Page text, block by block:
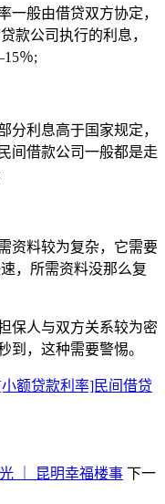
一般由借贷双方协定，
款公司执行的利息，
％;
分利息高于国家规定，
间借款公司一般都是走
资料较为复杂，它需要
，所需资料没那么复
保人与双方关系较为密
到，这种需要警惕。
额贷款利率]民间借贷
｜ 昆明幸福楼事 下一